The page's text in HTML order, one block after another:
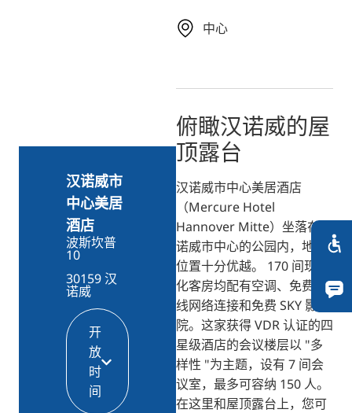
中心
俯瞰汉诺威的屋
顶露台
汉诺威市中心美居酒店
（Mercure Hotel
Hannover Mitte）坐落在汉
诺威市中心的公园内，地理
位置十分优越。 170 间现代
化客房均配有空调、免费无
线网络连接和免费 SKY 影
院。这家获得 VDR 认证的四
星级酒店的会议楼层以 "多
样性 "为主题，设有 7 间会
议室，最多可容纳 150 人。
在这里和屋顶露台上，您可
汉诺威市
中心美居
酒店
波斯坎普
10
30159 汉
诺威
开
放
时
间